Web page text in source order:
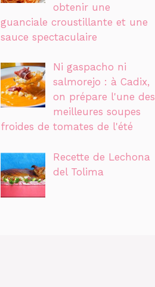
obtenir une
guanciale croustillante et une
sauce spectaculaire
Ni gaspacho ni
salmorejo : à Cadix,
on prépare l'une des
meilleures soupes
froides de tomates de l'été
Recette de Lechona
del Tolima